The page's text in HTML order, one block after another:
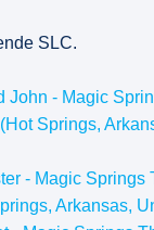
SLC.
John - Magic
Springs,
- Magic Springs
Arkansas,